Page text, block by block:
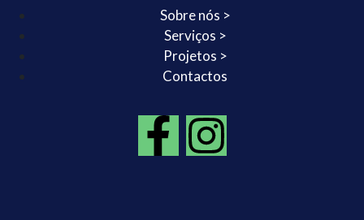
Sobre nós >
Serviços >
Projetos >
Contactos